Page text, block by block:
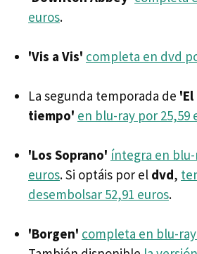
euros.
'Vis a Vis' completa en dvd
La segunda temporada de
tiempo' en blu-ray por 25,59
'Los Soprano' íntegra en
euros. Si optáis por el dvd,
desembolsar 52,91 euros.
'Borgen' completa en blu-